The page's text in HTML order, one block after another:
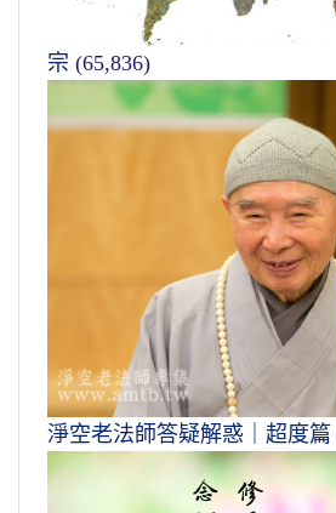
宗 (65,836)
淨空老法師答疑解惑｜超度篇